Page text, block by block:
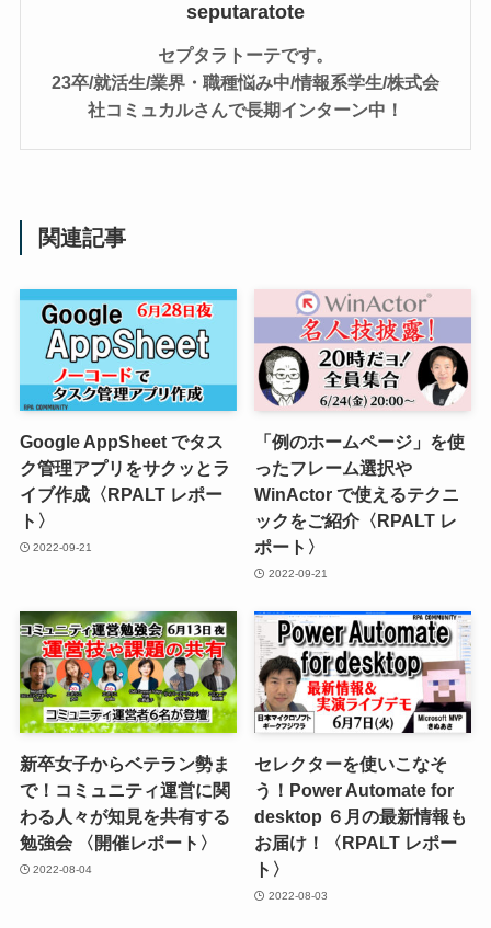
seputaratote
セプタラトーテです。
23卒/就活生/業界・職種悩み中/情報系学生/株式会
社コミュカルさんで長期インターン中！
関連記事
Google AppSheet でタス
ク管理アプリをサクッとラ
イブ作成〈RPALT レポー
ト〉
2022-09-21
「例のホームページ」を使
ったフレーム選択や
WinActor で使えるテクニ
ックをご紹介〈RPALT レ
ポート〉
2022-09-21
新卒女子からベテラン勢ま
で！コミュニティ運営に関
わる人々が知見を共有する
勉強会 〈開催レポート〉
2022-08-04
セレクターを使いこなそ
う！Power Automate for
desktop ６月の最新情報も
お届け！〈RPALT レポー
ト〉
2022-08-03